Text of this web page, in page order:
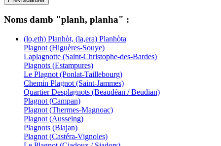
Noms damb "planh, planha" :
(lo,eth) Planhòt, (la,era) Planhòta
Plagnot (Higuères-Souye)
Laplagnotte (Saint-Christophe-des-Bardes)
Plagnots (Estampures)
Le Plagnot (Ponlat-Taillebourg)
Chemin Plagnot (Saint-Jammes)
Quartier Desplagnots (Beaudéan / Beudian)
Plagnot (Campan)
Plagnot (Thermes-Magnoac)
Plagnot (Ausseing)
Plagnots (Blajan)
Plagnot (Castéra-Vignoles)